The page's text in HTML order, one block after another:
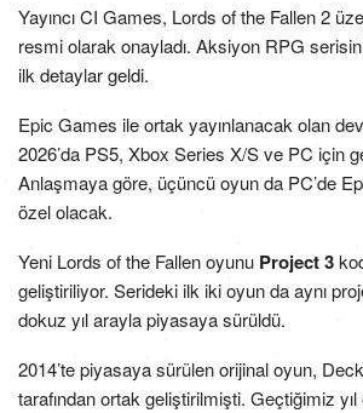
Yayıncı CI Games, Lords of the Fallen 2
resmi olarak onayladı. Aksiyon RPG
ilk detaylar geldi.
Epic Games ile ortak yayınlanacak olan
2026’da PS5, Xbox Series X/S ve PC için
Anlaşmaya göre, üçüncü oyun da PC’de
özel olacak.
Yeni Lords of the Fallen oyunu Project 3
geliştiriliyor. Serideki ilk iki oyun da aynı
dokuz yıl arayla piyasaya sürüldü.
2014’te piyasaya sürülen orijinal oyun,
tarafından ortak geliştirilmişti. Geçtiğimiz